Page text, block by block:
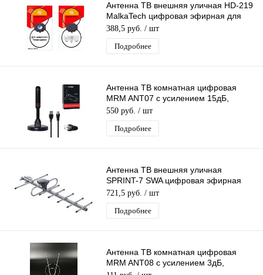
Антенна ТВ внешняя уличная HD-219
MalkaTech цифровая эфирная для
DVB-T2 ТВ наружная
388,5 руб. / шт
Подробнее
Антенна ТВ комнатная цифровая
MRM ANT07 с усилением 15дБ,
эфирная для DVB-T2 телевидения
550 руб. / шт
Подробнее
Антенна ТВ внешняя уличная
SPRINT-7 SWA цифровая эфирная
для DVB-T2 телевидения Рэмо BAS-
1161-SWA
721,5 руб. / шт
Подробнее
Антенна ТВ комнатная цифровая
MRM ANT08 с усилением 3дБ,